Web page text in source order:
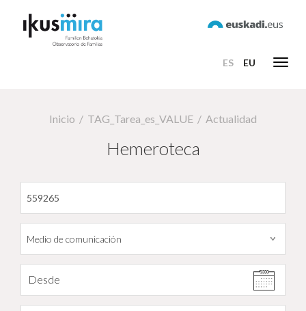
ES EU
Inicio TAG_Tarea_es_VALUE Actualidad
Hemeroteca
Filtrar por fecha
Desde